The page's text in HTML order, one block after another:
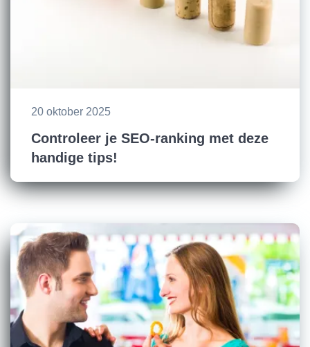
20 oktober 2025
Controleer je SEO-ranking met deze
handige tips!